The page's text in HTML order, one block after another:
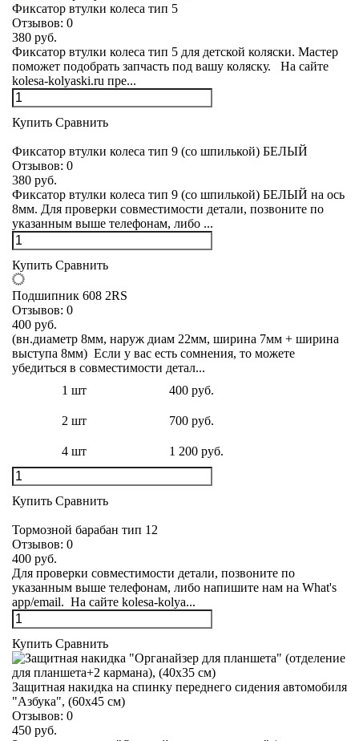
Фиксатор втулки колеса тип 5
Отзывов: 0
380 руб.
Фиксатор втулки колеса тип 5 для детской коляски. Мастер
поможет подобрать запчасть под вашу коляску. На сайте
kolesa-kolyaski.ru пре...
Купить Сравнить
Фиксатор втулки колеса тип 9 (со шпилькой) БЕЛЫЙ
Отзывов: 0
380 руб.
Фиксатор втулки колеса тип 9 (со шпилькой) БЕЛЫЙ на ось
8мм. Для проверки совместимости детали, позвоните по
указанным выше телефонам, либо ...
Купить Сравнить
Подшипник 608 2RS
Отзывов: 0
400 руб.
(вн.диаметр 8мм, наруж диам 22мм, ширина 7мм + ширина
выступа 8мм) Если у вас есть сомнения, то можете
убедиться в совместимости детал...
1 шт
400 руб.
2 шт 700 руб.
4 шт 1 200 руб.
Купить Сравнить
Тормозной барабан тип 12
Отзывов: 0
400 руб.
Для проверки совместимости детали, позвоните по
указанным выше телефонам, либо напишите нам на What's
app/email. На сайте kolesa-kolya...
Купить Сравнить
Защитная накидка на спинку переднего сидения автомобиля
"Азбука", (60х45 см)
Отзывов: 0
450 руб.